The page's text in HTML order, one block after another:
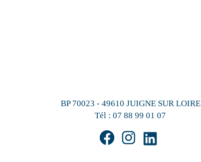
BP 70023 - 49610 JUIGNE SUR LOIRE
Tél : 07 88 99 01 07